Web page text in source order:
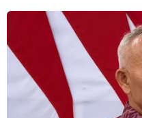
NGHỊ QUYẾT 68 -
Khơi thông dòng
vay, nâng cao
Diễn đàn Kinh tế tư
rộng không gian